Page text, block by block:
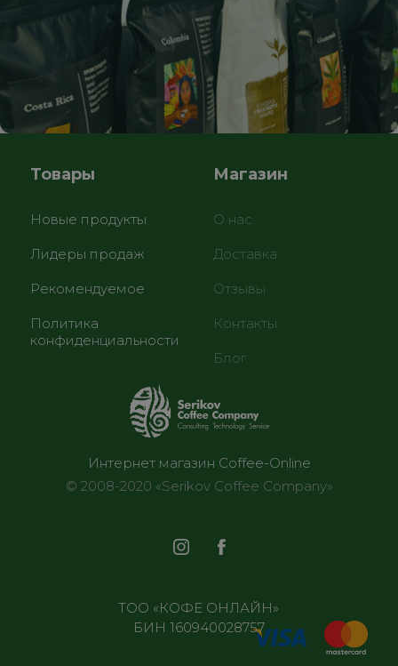
Товары
Новые продукты
Лидеры продаж
Рекомендуемое
Политика
конфиденциальности
Магазин
О нас
Доставка
Отзывы
Контакты
Блог
Интернет магазин Coffee-Online
© 2008-2020 «Serikov Coffee Company»
ТОО «КОФЕ ОНЛАЙН»
БИН 160940028757